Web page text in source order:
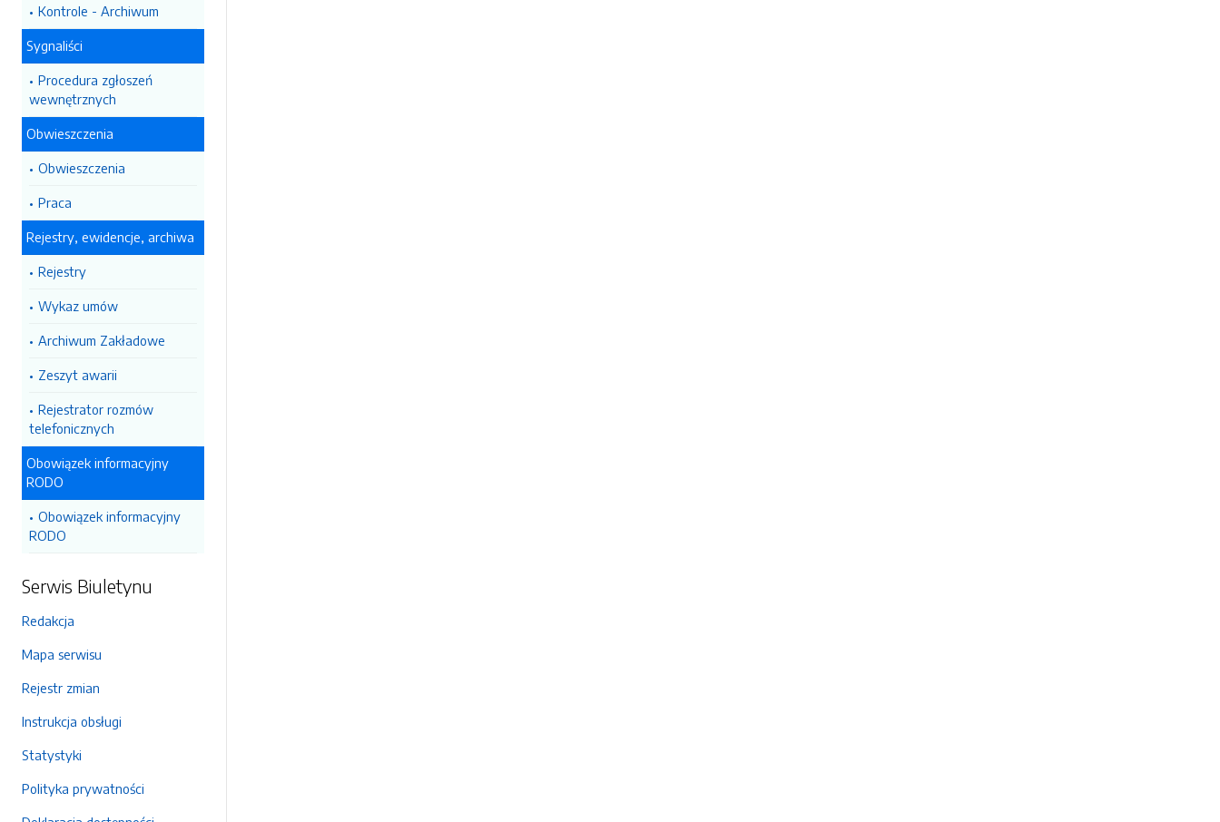
Kontrole - Archiwum
Sygnaliści
Procedura zgłoszeń
wewnętrznych
Obwieszczenia
Obwieszczenia
Praca
Rejestry, ewidencje, archiwa
Rejestry
Wykaz umów
Archiwum Zakładowe
Zeszyt awarii
Rejestrator rozmów
telefonicznych
Obowiązek informacyjny
RODO
Obowiązek informacyjny
RODO
Serwis Biuletynu
Redakcja
Mapa serwisu
Rejestr zmian
Instrukcja obsługi
Statystyki
Polityka prywatności